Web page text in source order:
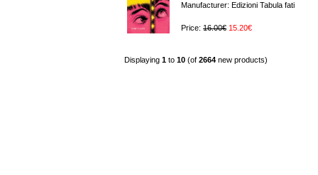
Manufacturer: Edizioni Tabula fati
Price: 16.00€ 15.20€
Displaying 1 to 10 (of 2664 new products)